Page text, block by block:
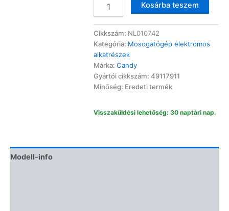
mosogatógép
49117911
mennyiség
Kosárba teszem
Alternative:
Cikkszám: NL010742
Kategória: Mosogatógép elektromos
alkatrészek
Márka:Candy
Gyártói cikkszám: 49117911
Minőség: Eredeti termék
Visszaküldési lehetőség: 30 naptári nap.
Modell-info